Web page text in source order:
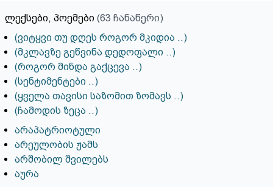
ლექსები, პოემები (63 ჩანაწერი)
(ვიტყვი თუ დღეს როგორ მკიდია ..)
(მკლავზე გეწვინა დედოფალი ..)
(როგორ მინდა გაქცევა ..)
(სენტიმენტები ..)
(ყველა თავისი საზომით ზომავს ..)
(ჩამოდის ზეცა ..)
არაპატრიოტული
არეულობის ჟამს
არშობილ შვილებს
აურა